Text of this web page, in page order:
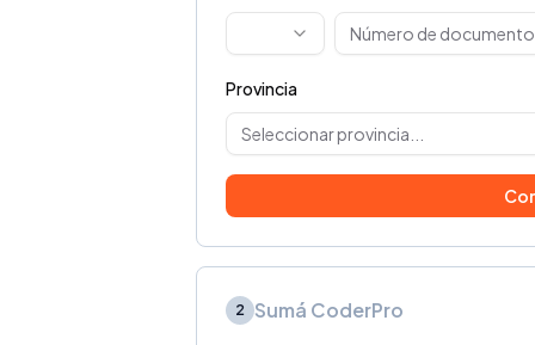
Provincia
Seleccionar provincia...
2 Sumá CoderPro